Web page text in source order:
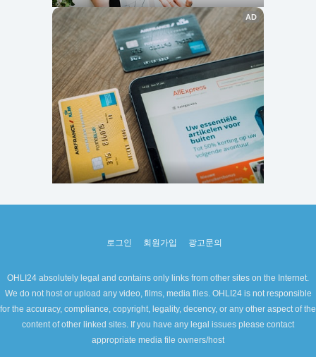
로그인 회원가입 광고문의
OHLI24 absolutely legal and contains only links from other sites on the Internet.
We do not host or upload any video, films, media files. OHLI24 is not responsible
for the accuracy, compliance, copyright, legality, decency, or any other aspect of the
content of other linked sites. If you have any legal issues please contact
appropriate media file owners/host